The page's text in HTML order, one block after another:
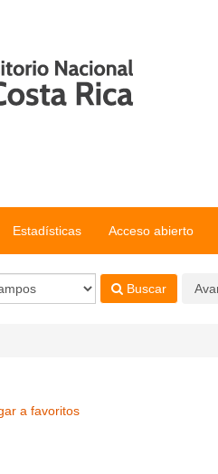
Estadísticas Acceso abierto
Buscar
a favoritos